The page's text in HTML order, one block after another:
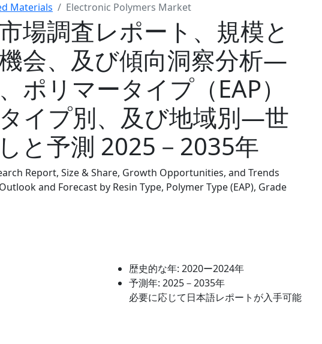
Materials Electronic Polymers Market
場調査レポート、規模と
会、及び傾向洞察分析―
ポリマータイプ（EAP）
イプ別、及び地域別―世
と予測 2025－2035年
Report, Size & Share, Growth Opportunities, and Trends
and Forecast by Resin Type, Polymer Type (EAP), Grade
歴史的な年: 2020ー2024年
予測年: 2025－2035年
必要に応じて日本語レポートが入手可能